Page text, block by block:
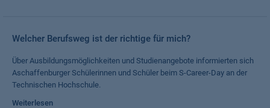
Welcher Berufsweg ist der richtige für mich?
Über Ausbildungsmöglichkeiten und Studienangebote informierten sich
Aschaffenburger Schülerinnen und Schüler beim S-Career-Day an der
Technischen Hochschule.
Weiterlesen